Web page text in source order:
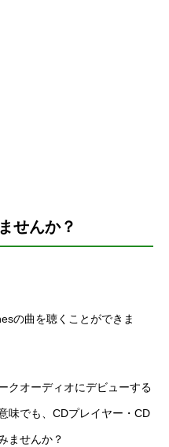
せんか？
の曲を聴くことができま
クオーディオにデビューする
味でも、CDプレイヤー・CD
ませんか？